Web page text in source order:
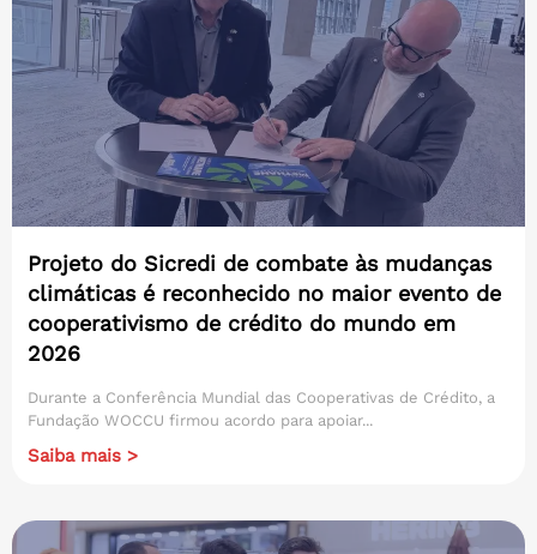
Projeto do Sicredi de combate às mudanças
climáticas é reconhecido no maior evento de
cooperativismo de crédito do mundo em
2026
Durante a Conferência Mundial das Cooperativas de Crédito, a
Fundação WOCCU firmou acordo para apoiar...
Saiba mais >